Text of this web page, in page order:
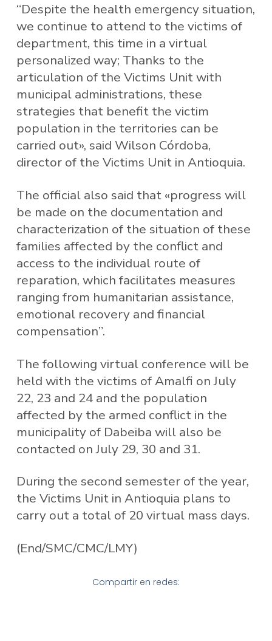
“Despite the health emergency situation,
we continue to attend to the victims of
department, this time in a virtual
personalized way; Thanks to the
articulation of the Victims Unit with
municipal administrations, these
strategies that benefit the victim
population in the territories can be
carried out», said Wilson Córdoba,
director of the Victims Unit in Antioquia.
The official also said that «progress will
be made on the documentation and
characterization of the situation of these
families affected by the conflict and
access to the individual route of
reparation, which facilitates measures
ranging from humanitarian assistance,
emotional recovery and financial
compensation”.
The following virtual conference will be
held with the victims of Amalfi on July
22, 23 and 24 and the population
affected by the armed conflict in the
municipality of Dabeiba will also be
contacted on July 29, 30 and 31.
During the second semester of the year,
the Victims Unit in Antioquia plans to
carry out a total of 20 virtual mass days.
(End/SMC/CMC/LMY)
Compartir en redes: